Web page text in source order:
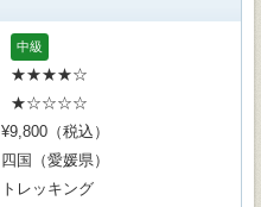
中級
★★★★☆
★☆☆☆☆
¥9,800（税込）
四国（愛媛県）
トレッキング